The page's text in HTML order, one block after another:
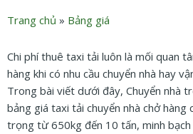
Trang chủ » Bảng giá
Chi phí thuê taxi tải luôn là mối quan
hàng khi có nhu cầu chuyển nhà hay
Trong bài viết dưới đây, Chuyển nhà
bảng giá taxi tải chuyển nhà chở
trọng từ 650kg đến 10 tấn, minh